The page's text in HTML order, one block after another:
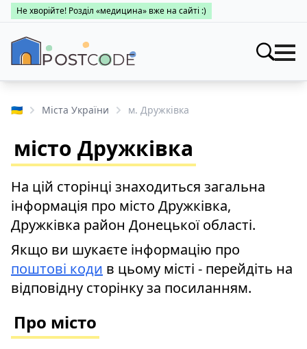
Не хворійте! Розділ «медицина» вже на сайті :)
Індекси
Пошук за областями
Про каталог
Міста України
Заклади
Про поштові індекси
Пошук за областями
Медицина
Про поштові індекси
Пошук за областями
👤 Особистий кабінет
🇺🇦 Міста України м. Дружківка
місто Дружківка
На цій сторінці знаходиться загальна
інформація про місто Дружківка,
Дружківка район Донецької області.
Якщо ви шукаєте інформацію про
поштові коди в цьому місті - перейдіть на
відповідну сторінку за посиланням.
Про місто